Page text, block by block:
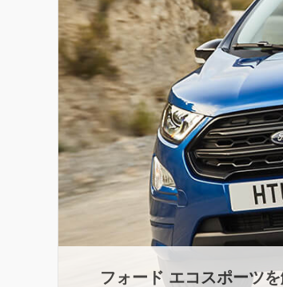
フォード エコスポーツ